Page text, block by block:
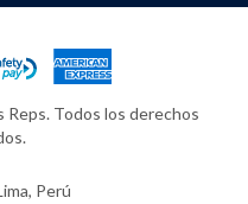
Todos los derechos
Perú